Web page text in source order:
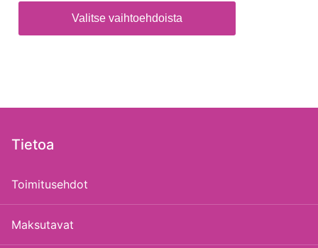
Valitse vaihtoehdoista
Tietoa
Toimitusehdot
Maksutavat